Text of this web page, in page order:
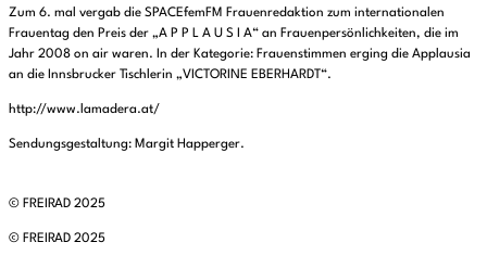
Zum 6. mal vergab die SPACEfemFM Frauenredaktion zum internationalen
Frauentag den Preis der „A P P L A U S I A“ an Frauenpersönlichkeiten, die im
Jahr 2008 on air waren. In der Kategorie: Frauenstimmen erging die Applausia
an die Innsbrucker Tischlerin „VICTORINE EBERHARDT“.
http://www.lamadera.at/
Sendungsgestaltung: Margit Happerger.
© FREIRAD 2025
© FREIRAD 2025